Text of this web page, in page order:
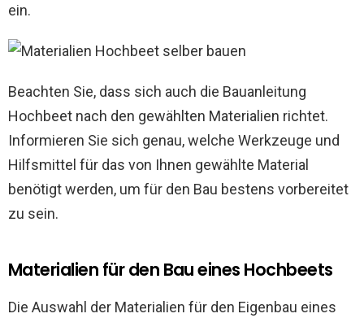
ein.
Beachten Sie, dass sich auch die Bauanleitung
Hochbeet nach den gewählten Materialien richtet.
Informieren Sie sich genau, welche Werkzeuge und
Hilfsmittel für das von Ihnen gewählte Material
benötigt werden, um für den Bau bestens vorbereitet
zu sein.
Materialien für den Bau eines Hochbeets
Die Auswahl der Materialien für den Eigenbau eines